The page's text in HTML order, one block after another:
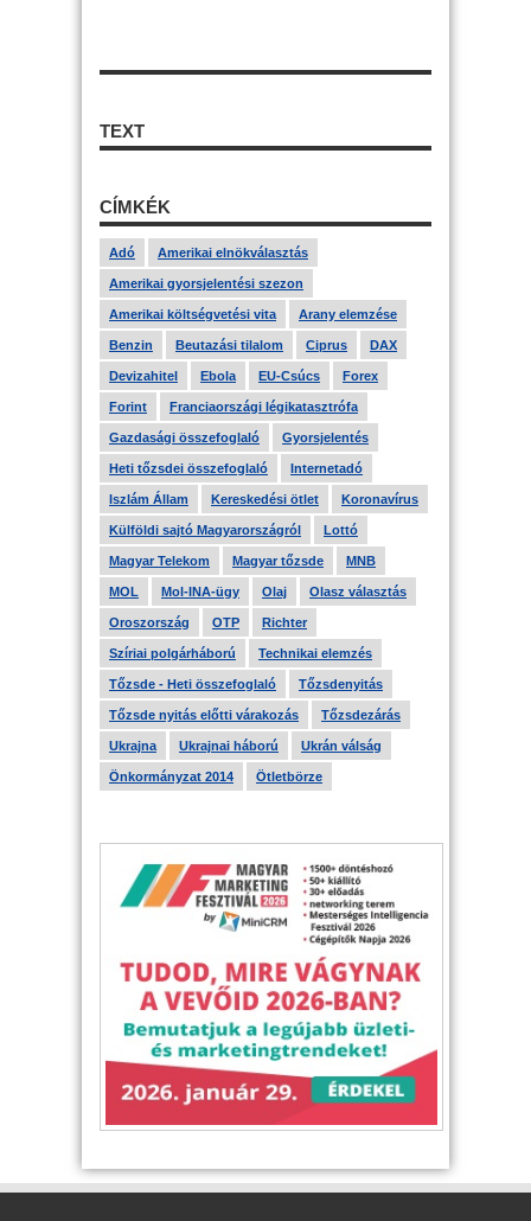
TEXT
CÍMKÉK
Adó Amerikai elnökválasztás
Amerikai gyorsjelentési szezon
Amerikai költségvetési vita Arany elemzése
Benzin Beutazási tilalom Ciprus DAX
Devizahitel Ebola EU-Csúcs Forex
Forint Franciaországi légikatasztrófa
Gazdasági összefoglaló Gyorsjelentés
Heti tőzsdei összefoglaló Internetadó
Iszlám Állam Kereskedési ötlet Koronavírus
Külföldi sajtó Magyarországról Lottó
Magyar Telekom Magyar tőzsde MNB
MOL Mol-INA-ügy Olaj Olasz választás
Oroszország OTP Richter
Szíriai polgárháború Technikai elemzés
Tőzsde - Heti összefoglaló Tőzsdenyitás
Tőzsde nyitás előtti várakozás Tőzsdezárás
Ukrajna Ukrajnai háború Ukrán válság
Önkormányzat 2014 Ötletbörze